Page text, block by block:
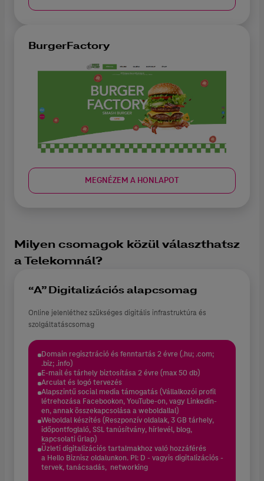
BurgerFactory
MEGNÉZEM A HONLAPOT
Milyen csomagok közül választhatsz
a Telekomnál?
“A” Digitalizációs alapcsomag
Online jelenléthez szükséges digitális infrastruktúra és
szolgáltatáscsomag
Domain regisztráció és fenntartás 2 évre (.hu; .com;
.biz; .info)
E-mail és tárhely biztosítása 2 évre (max 50 db)
Arculat és logó tervezés
Alapszintű social media támogatás (Vállalkozói profil
létrehozása Facebookon, YouTube-on, vagy Linkedin-
en, annak összekapcsolása a weboldallal)
Weboldal készítés (Reszponzív oldalak, 3 GB tárhely,
időpontfoglaló, SSL tanúsítvány, hírlevél, blog,
kapcsolati űrlap)
Üzleti digitalizációs tartalmakhoz való hozzáférés
a Hello Biznisz oldalunkon. Pl: D - vagyis digitalizációs -
tervek, tanácsadás, networking